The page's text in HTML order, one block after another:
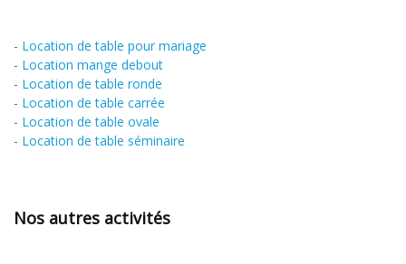
- Location de table pour mariage
- Location mange debout
- Location de table ronde
- Location de table carrée
- Location de table ovale
- Location de table séminaire
Nos autres activités